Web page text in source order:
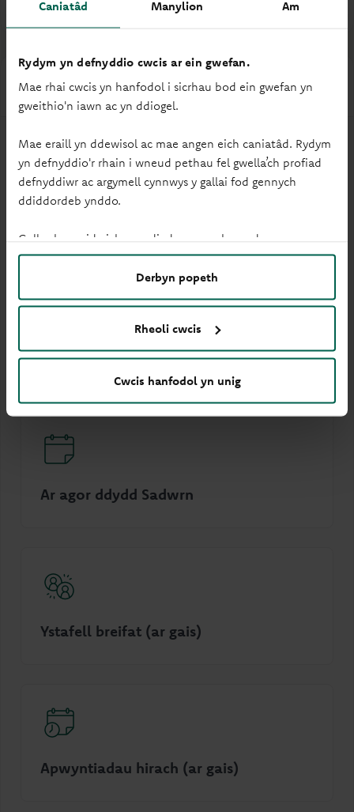
Caniatâd Manylion Am
Rydym yn defnyddio cwcis ar ein gwefan.
Mae rhai cwcis yn hanfodol i sicrhau bod ein gwefan yn
gweithio'n iawn ac yn ddiogel.
Mae eraill yn ddewisol ac mae angen eich caniatâd. Rydym
yn defnyddio'r rhain i wneud pethau fel gwella’ch profiad
defnyddiwr ac argymell cynnwys y gallai fod gennych
ddiddordeb ynddo.
Gallwch newid eich gosodiadau ar unrhyw adeg.
Derbyn popeth
Rheoli cwcis
Cwcis hanfodol yn unig
Hygyrchedd
Dolen sain
Ar agor ddydd Sadwrn
Ystafell breifat (ar gais)
Apwyntiadau hirach (ar gais)